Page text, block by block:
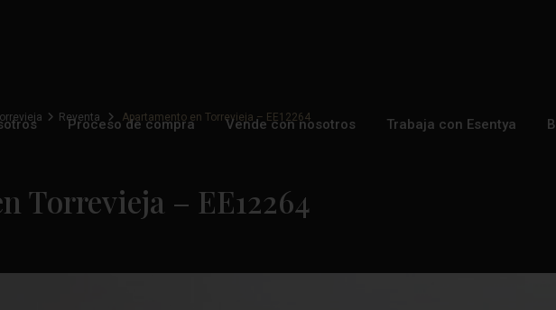
Proceso de compra Vende con nosotros Trabaja con Esentya
Reventa Apartamento en Torrevieja – EE12264
Torrevieja – EE12264